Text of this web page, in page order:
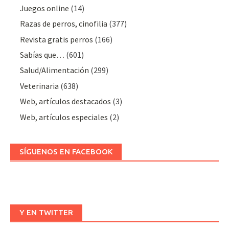
Juegos online (14)
Razas de perros, cinofilia (377)
Revista gratis perros (166)
Sabías que… (601)
Salud/Alimentación (299)
Veterinaria (638)
Web, artículos destacados (3)
Web, artículos especiales (2)
SÍGUENOS EN FACEBOOK
Y EN TWITTER